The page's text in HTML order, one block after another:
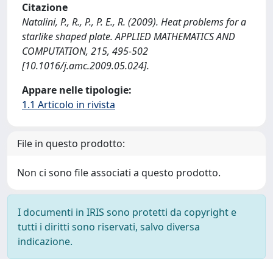
Citazione
Natalini, P., R., P., P. E., R. (2009). Heat problems for a
starlike shaped plate. APPLIED MATHEMATICS AND
COMPUTATION, 215, 495-502
[10.1016/j.amc.2009.05.024].
Appare nelle tipologie:
1.1 Articolo in rivista
File in questo prodotto:
Non ci sono file associati a questo prodotto.
I documenti in IRIS sono protetti da copyright e
tutti i diritti sono riservati, salvo diversa
indicazione.